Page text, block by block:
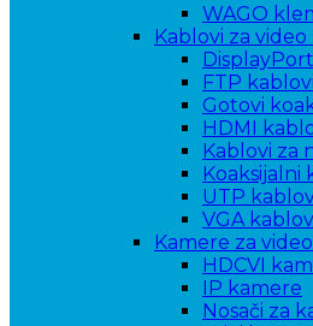
WAGO
Kablovi za
FTP kablovi
Gotovi
HDMI
Kablovi za
Koaksijalni
UTP
VGA
Kamere za
HDCVI
IP kamere
Nosači za